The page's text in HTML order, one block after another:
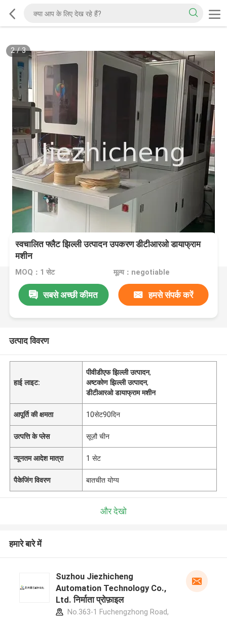
2/3
स्वचालित फ्लैट झिल्ली उत्पादन उपकरण डीटीआरओ डायाफ्राम
मशीन
MOQ：1 सेट मूल्य：negotiable
सबसे अच्छी कीमत हमसे संपर्क करें
उत्पाद विवरण
हाई लाइट:
पीवीडीएफ झिल्ली उत्पादन,
अष्टकोण झिल्ली उत्पादन,
डीटीआरओ डायाफ्राम मशीन
आपूर्ति की क्षमता 10सेट90दिन
उत्पत्ति के प्लेस सूज़ौ चीन
न्यूनतम आदेश मात्रा 1 सेट
पैकेजिंग विवरण बातचीत योग्य
और देखो
हमारे बारे में
Suzhou Jiezhicheng
Automation Technology Co.,
Ltd. निर्माता प्रोफ़ाइल
No.363-1 Fuchengzhong Road,